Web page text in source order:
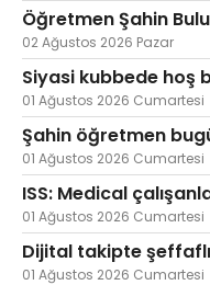
Öğretmen Şahin
02 Ağustos 2026 Pazar
Siyasi kubbede hoş
01 Ağustos 2026 Cumartesi
Şahin öğretmen
01 Ağustos 2026 Cumartesi
ISS: Medical
01 Ağustos 2026 Cumartesi
Dijital takipte
01 Ağustos 2026 Cumartesi